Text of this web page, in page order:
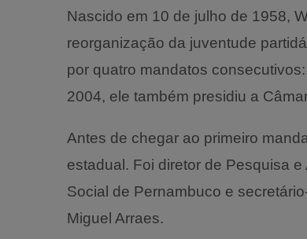
Nascido em 10 de julho de 1958,
reorganização da juventude
por quatro mandatos
2004, ele também presidiu a
Antes de chegar ao primeiro
estadual. Foi diretor de Pesquisa
Social de Pernambuco e
Miguel Arraes.